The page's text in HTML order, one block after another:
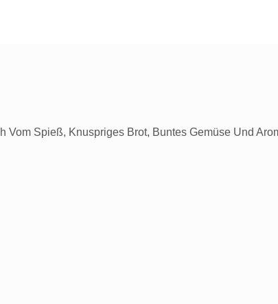
Spieß, Knuspriges Brot, Buntes Gemüse Und